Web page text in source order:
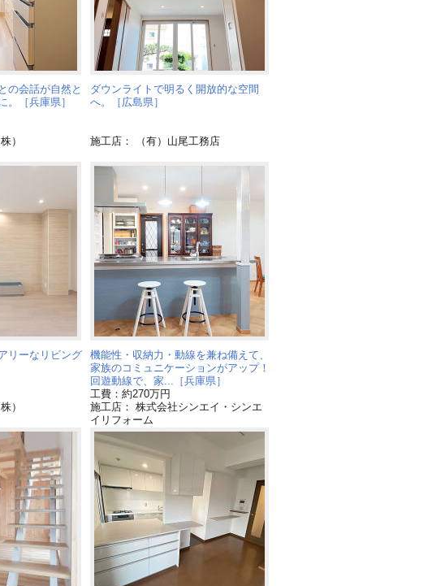
の会話が自然と
。［兵庫県］
）
ダウンライトで明るく開放的な空間
へ。［広島県］
施工店： （有）山尾工務店
リーなリビング
）
機能性・収納力・動線を兼ね備えて、
家族のコミュニケーションがアップ！
回遊動線で、家...［兵庫県］
工費：約270万円
施工店： 株式会社シンエイ・シンエ
イリフォーム